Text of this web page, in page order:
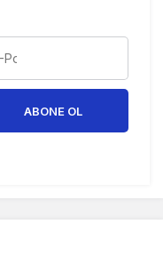
ABONE OL